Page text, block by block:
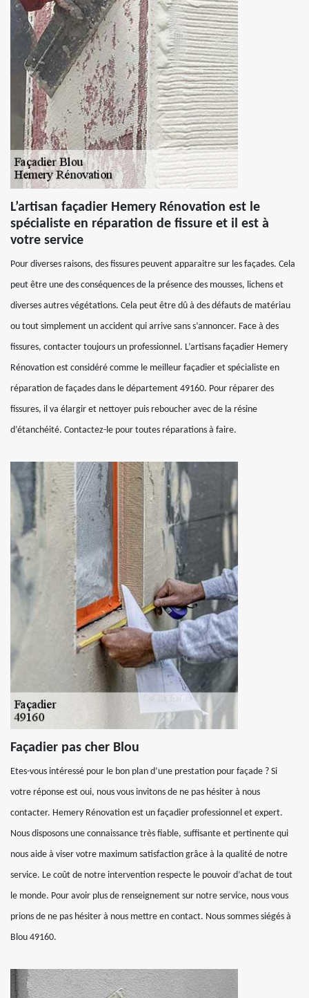
L’artisan façadier Hemery Rénovation est le
spécialiste en réparation de fissure et il est à
votre service
Pour diverses raisons, des fissures peuvent apparaitre sur les façades. Cela
peut être une des conséquences de la présence des mousses, lichens et
diverses autres végétations. Cela peut être dû à des défauts de matériau
ou tout simplement un accident qui arrive sans s’annoncer. Face à des
fissures, contacter toujours un professionnel. L’artisans façadier Hemery
Rénovation est considéré comme le meilleur façadier et spécialiste en
réparation de façades dans le département 49160. Pour réparer des
fissures, il va élargir et nettoyer puis reboucher avec de la résine
d’étanchéité. Contactez-le pour toutes réparations à faire.
Façadier pas cher Blou
Etes-vous intéressé pour le bon plan d’une prestation pour façade ? Si
votre réponse est oui, nous vous invitons de ne pas hésiter à nous
contacter. Hemery Rénovation est un façadier professionnel et expert.
Nous disposons une connaissance très fiable, suffisante et pertinente qui
nous aide à viser votre maximum satisfaction grâce à la qualité de notre
service. Le coût de notre intervention respecte le pouvoir d’achat de tout
le monde. Pour avoir plus de renseignement sur notre service, nous vous
prions de ne pas hésiter à nous mettre en contact. Nous sommes siégés à
Blou 49160.